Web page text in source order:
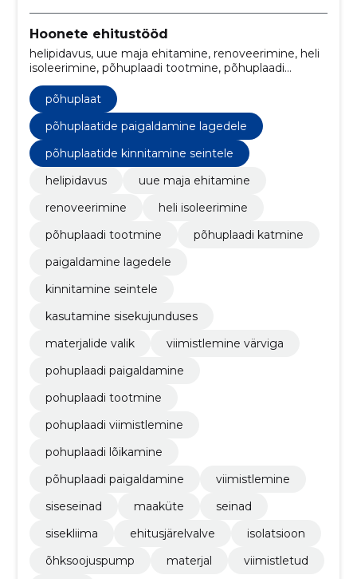
Hoonete ehitustööd
helipidavus, uue maja ehitamine, renoveerimine, heli
isoleerimine, põhuplaadi tootmine, põhuplaadi
katmine, paigaldamine lagedele, kinnitamine seintele,
kasutamine sisekujunduses, materjalide valik
põhuplaat
põhuplaatide paigaldamine lagedele
põhuplaatide kinnitamine seintele
helipidavus
uue maja ehitamine
renoveerimine
heli isoleerimine
põhuplaadi tootmine
põhuplaadi katmine
paigaldamine lagedele
kinnitamine seintele
kasutamine sisekujunduses
materjalide valik
viimistlemine värviga
pohuplaadi paigaldamine
pohuplaadi tootmine
pohuplaadi viimistlemine
pohuplaadi lõikamine
põhuplaadi paigaldamine
viimistlemine
siseseinad
maaküte
seinad
sisekliima
ehitusjärelvalve
isolatsioon
õhksoojuspump
materjal
viimistletud